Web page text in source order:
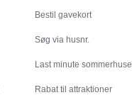
Bestil gavekort
Søg via husnr.
Last minute sommerhuse
Rabat til attraktioner